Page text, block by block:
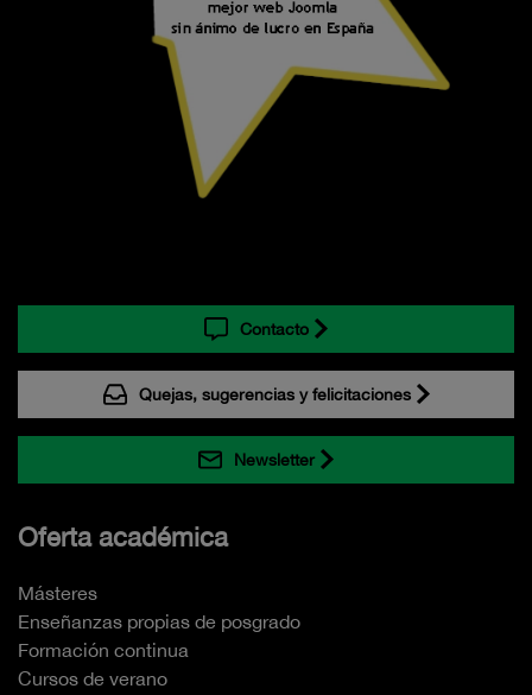
Contacto
Quejas, sugerencias y felicitaciones
Newsletter
Oferta académica
Másteres
Enseñanzas propias de posgrado
Formación continua
Cursos de verano